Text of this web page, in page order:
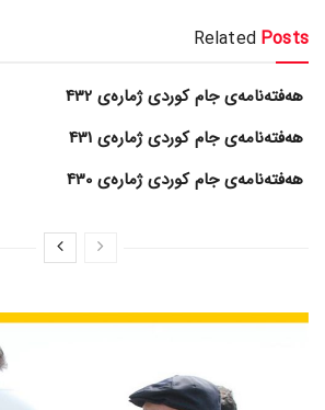
Related Posts
هەفتەنامەی جام کوردی ژمارەی 432
هەفتەنامەی جام کوردی ژمارەی 431
هەفتەنامەی جام کوردی ژمارەی 430